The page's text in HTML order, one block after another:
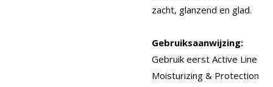
zacht, glanzend en glad.
Gebruiksaanwijzing:
Gebruik eerst Active Line
Moisturizing & Protection